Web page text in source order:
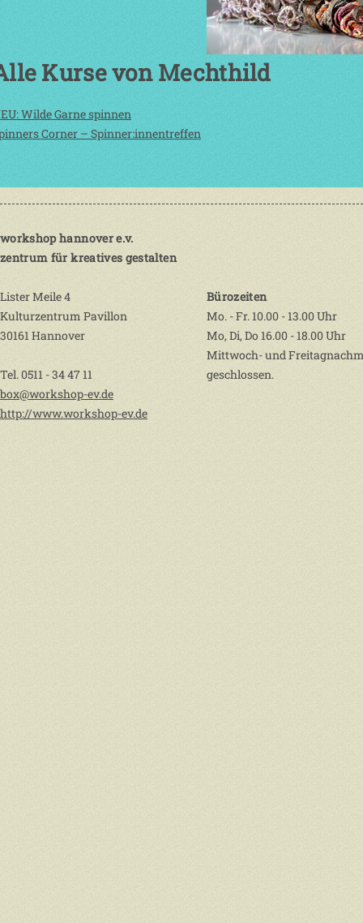
Kurse von Mechthild
Wilde Garne spinnen
Corner – Spinner:innentreffen
workshop hannover e.v.
zentrum für kreatives gestalten
Lister Meile 4
Kulturzentrum Pavillon
30161 Hannover
Tel. 0511 - 34 47 11
box@workshop-ev.de
http://www.workshop-ev.de
Bürozeiten
Mo. - Fr. 10.00 - 13.00 Uhr
Mo, Di, Do 16.00 - 18.00 Uhr
Mittwoch- und
geschlossen.